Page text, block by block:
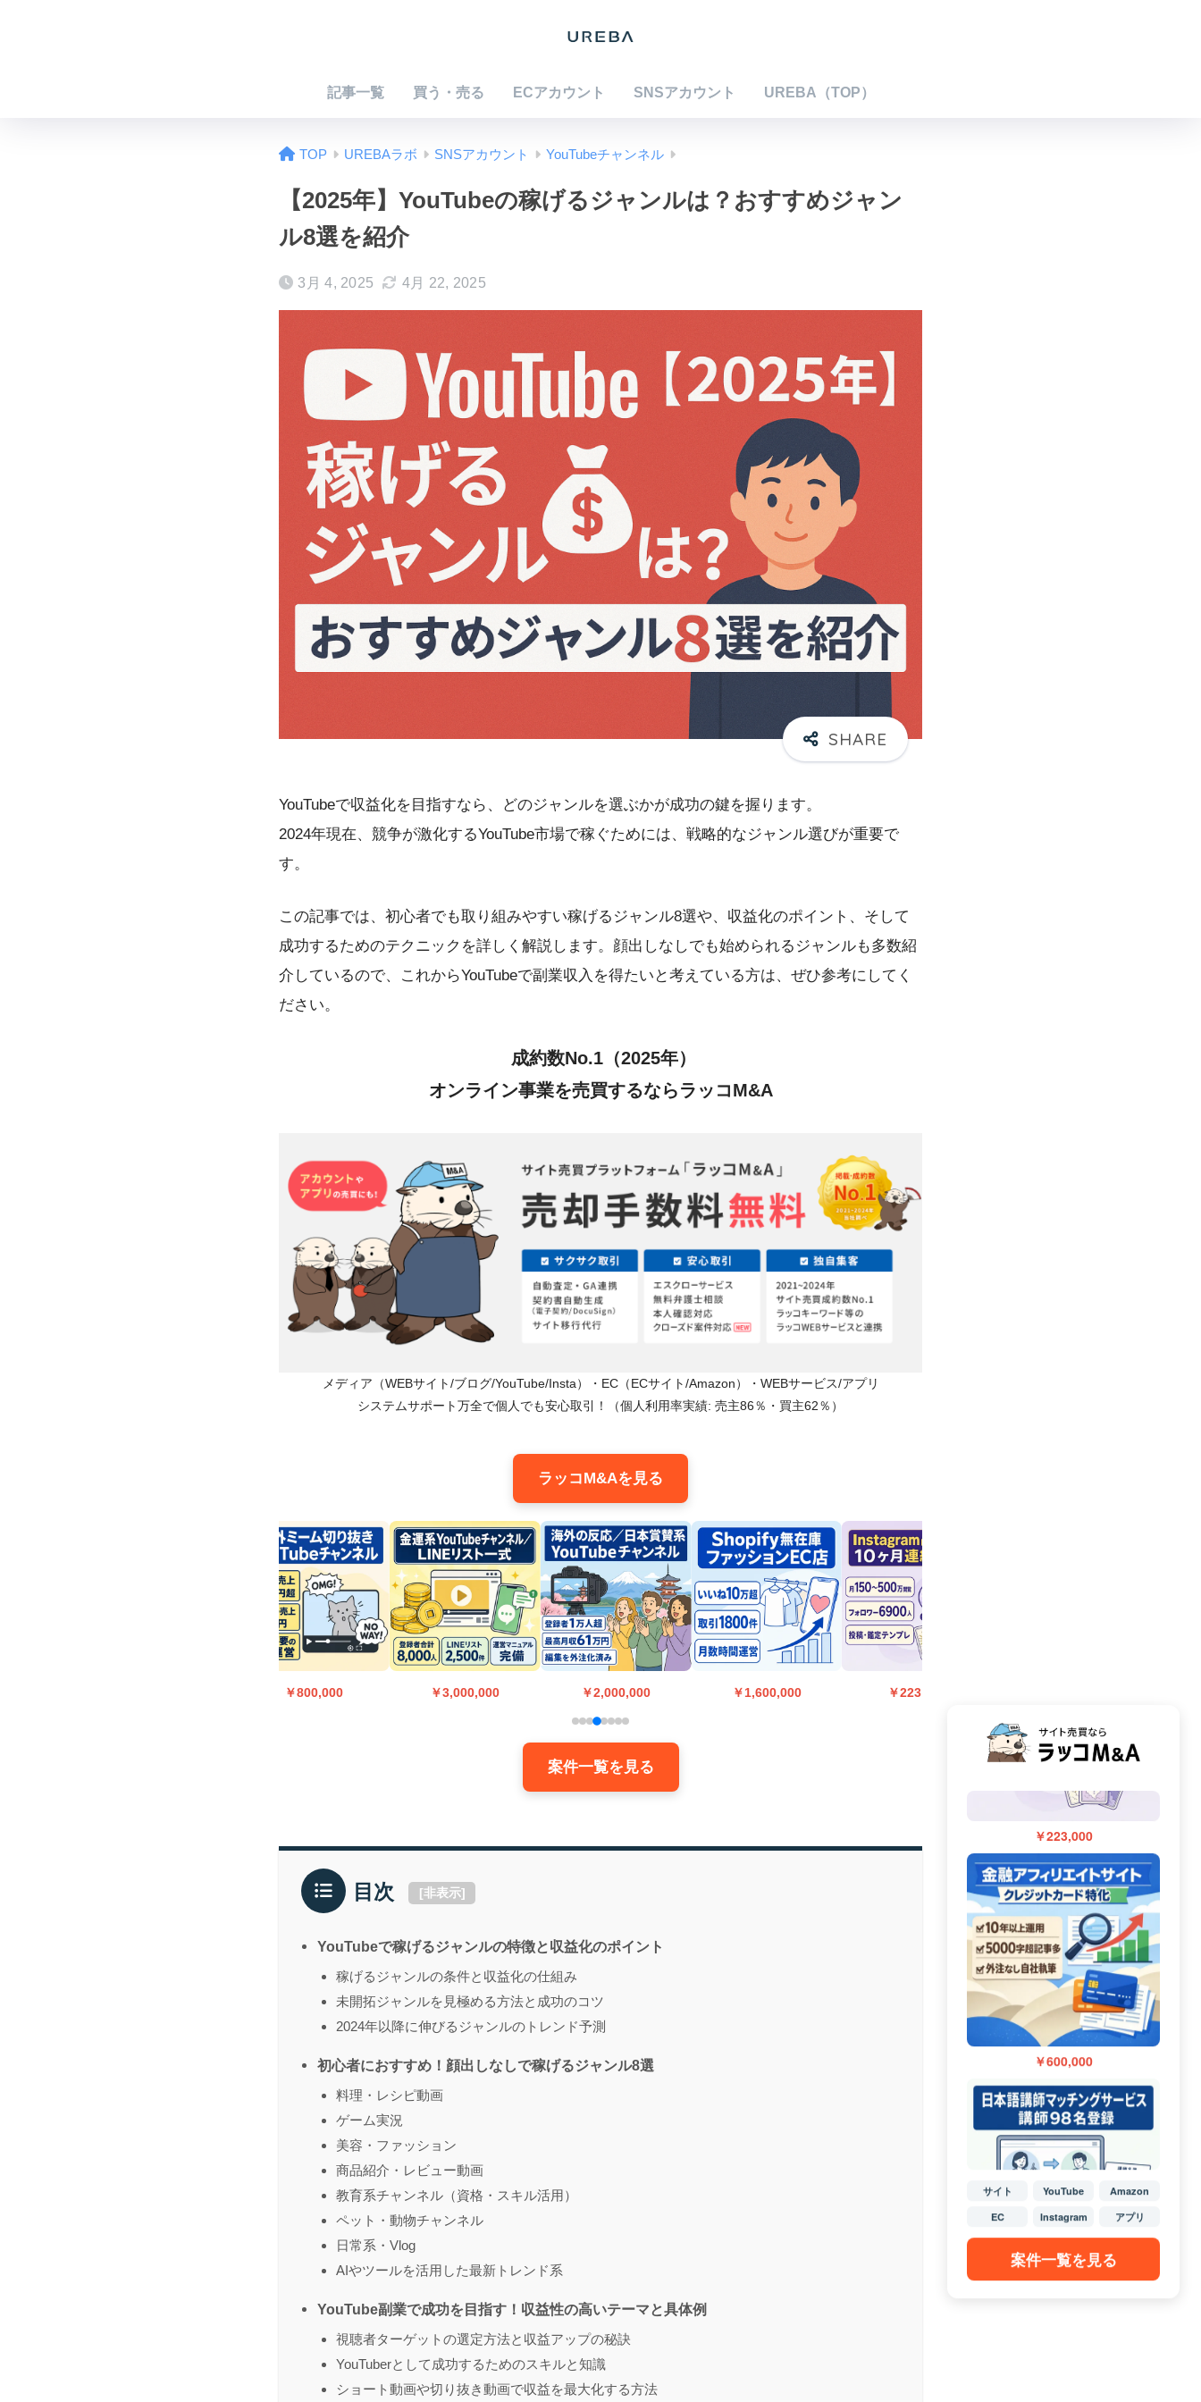
記事一覧 買う・売る ECアカウント SNSアカウント UREBA（TOP）
TOP UREBAラボ SNSアカウント YouTubeチャンネル
【2025年】YouTubeの稼げるジャンルは？おすすめジャン
ル8選を紹介
3月 4, 2025 4月 22, 2025
YouTubeで収益化を目指すなら、どのジャンルを選ぶかが成功の鍵を握ります。
2024年現在、競争が激化するYouTube市場で稼ぐためには、戦略的なジャンル選びが重要で
す。
この記事では、初心者でも取り組みやすい稼げるジャンル8選や、収益化のポイント、そして
成功するためのテクニックを詳しく解説します。顔出しなしでも始められるジャンルも多数紹
介しているので、これからYouTubeで副業収入を得たいと考えている方は、ぜひ参考にしてく
ださい。
成約数No.1（2025年）
オンライン事業を売買するならラッコM&A
メディア（WEBサイト/ブログ/YouTube/Insta）・EC（ECサイト/Amazon）・WEBサービス/アプリ
システムサポート万全で個人でも安心取引！（個人利用率実績: 売主86％・買主62％）
ラッコM&Aを見る
￥800,000 ￥3,000,000 ￥2,000,000 ￥1,600,000 ￥223,000
案件一覧を見る
目次 [非表示]
YouTubeで稼げるジャンルの特徴と収益化のポイント
稼げるジャンルの条件と収益化の仕組み
未開拓ジャンルを見極める方法と成功のコツ
2024年以降に伸びるジャンルのトレンド予測
初心者におすすめ！顔出しなしで稼げるジャンル8選
料理・レシピ動画
ゲーム実況
美容・ファッション
商品紹介・レビュー動画
教育系チャンネル（資格・スキル活用）
ペット・動物チャンネル
日常系・Vlog
AIやツールを活用した最新トレンド系
YouTube副業で成功を目指す！収益性の高いテーマと具体例
視聴者ターゲットの選定方法と収益アップの秘訣
YouTuberとして成功するためのスキルと知識
ショート動画や切り抜き動画で収益を最大化する方法
￥223,000
￥600,000
￥4,750,000
サイト YouTube
Amazon
EC
Instagram アプリ
案件一覧を見る